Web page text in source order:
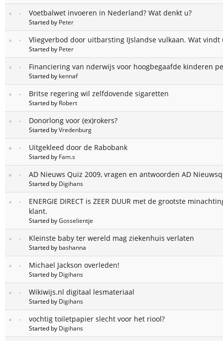
Voetbalwet invoeren in Nederland? Wat denkt u?
Started by Peter
Vliegverbod door uitbarsting IJslandse vulkaan. Wat vindt
Started by Peter
Financiering van nderwijs voor hoogbegaafde kinderen
Started by kennaf
Britse regering wil zelfdovende sigaretten
Started by Robert
Donorlong voor (ex)rokers?
Started byVredenburg
Uitgekleed door de Rabobank
Started by Fam.s
AD Nieuws Quiz 2009, vragen en antwoorden AD
Started by Digihans
ENERGIE DIRECT is ZEER DUUR met de grootste
klant.
Started byGosselientje
Kleinste baby ter wereld mag ziekenhuis verlaten
Started by bashanna
Michael Jackson overleden!
Started by Digihans
Wikiwijs.nl digitaal lesmateriaal
Started by Digihans
vochtig toiletpapier slecht voor het riool?
Started by Digihans